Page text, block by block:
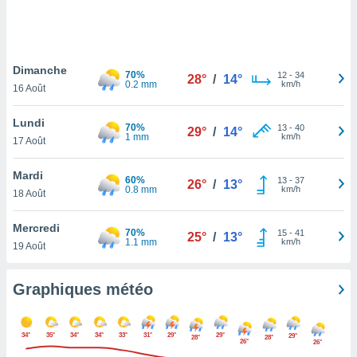
pas
de
à
cas,
que
sur le
que
ne
Dimanche
16 Août
70%
0.2 mm
28° / 14° 12- 34
km/h
Lundi
17 Août
70%
1 mm
29° / 14° 13- 40
km/h
Mardi
18 Août
60%
0.8 mm
26° / 13° 13- 37
km/h
Mercredi
19 Août
70%
1.1 mm
25° / 13° 15- 41
km/h
Graphiques météo
34° 35° 34° 34° 33° 31° 29° 28°
29°
26°
28°
29°
26°